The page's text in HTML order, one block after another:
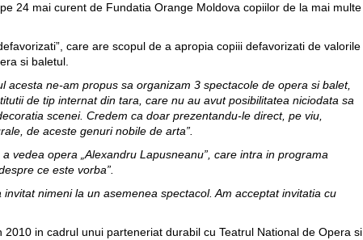
24 mai curent de Fundatia Orange Moldova copiilor de la mai multe
care are scopul de a apropia copiii defavorizati de valorile
si baletul.
acesta ne-am propus sa organizam 3 spectacole de opera si balet,
de tip internat din tara, care nu au avut posibilitatea niciodata sa
scenei. Credem ca doar prezentandu-le direct, pe viu,
de aceste genuri nobile de arta”.
vedea opera „Alexandru Lapusneanu”, care intra in programa
ce este vorba”.
nimeni la un asemenea spectacol. Am acceptat invitatia cu
in cadrul unui parteneriat durabil cu Teatrul National de Opera si